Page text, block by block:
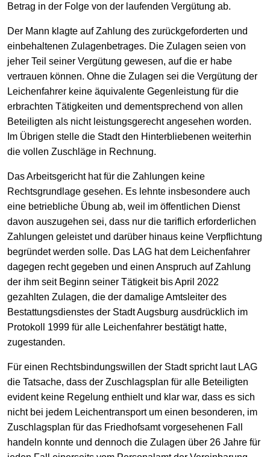
Betrag in der Folge von der laufenden Vergütung ab.
Der Mann klagte auf Zahlung des zurückgeforderten und
einbehaltenen Zulagenbetrages. Die Zulagen seien von
jeher Teil seiner Vergütung gewesen, auf die er habe
vertrauen können. Ohne die Zulagen sei die Vergütung der
Leichenfahrer keine äquivalente Gegenleistung für die
erbrachten Tätigkeiten und dementsprechend von allen
Beteiligten als nicht leistungsgerecht angesehen worden.
Im Übrigen stelle die Stadt den Hinterbliebenen weiterhin
die vollen Zuschläge in Rechnung.
Das Arbeitsgericht hat für die Zahlungen keine
Rechtsgrundlage gesehen. Es lehnte insbesondere auch
eine betriebliche Übung ab, weil im öffentlichen Dienst
davon auszugehen sei, dass nur die tariflich erforderlichen
Zahlungen geleistet und darüber hinaus keine Verpflichtung
begründet werden solle. Das LAG hat dem Leichenfahrer
dagegen recht gegeben und einen Anspruch auf Zahlung
der ihm seit Beginn seiner Tätigkeit bis April 2022
gezahlten Zulagen, die der damalige Amtsleiter des
Bestattungsdienstes der Stadt Augsburg ausdrücklich im
Protokoll 1999 für alle Leichenfahrer bestätigt hatte,
zugestanden.
Für einen Rechtsbindungswillen der Stadt spricht laut LAG
die Tatsache, dass der Zuschlagsplan für alle Beteiligten
evident keine Regelung enthielt und klar war, dass es sich
nicht bei jedem Leichentransport um einen besonderen, im
Zuschlagsplan für das Friedhofsamt vorgesehenen Fall
handeln konnte und dennoch die Zulagen über 26 Jahre für